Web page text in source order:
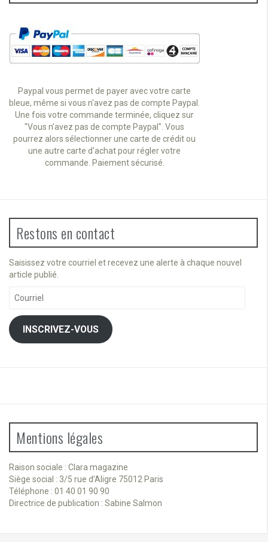
Paypal vous permet de payer avec votre carte
bleue, même si vous n'avez pas de compte Paypal.
Une fois votre commande terminée, cliquez sur
"Vous n'avez pas de compte Paypal". Vous
pourrez alors sélectionner une carte de crédit ou
une autre carte d'achat pour régler votre
commande. Paiement sécurisé.
Restons en contact
Saisissez votre courriel et recevez une alerte à chaque nouvel
article publié.
INSCRIVEZ-VOUS
Mentions légales
Raison sociale : Clara magazine
Siège social : 3/5 rue d’Aligre 75012 Paris
Téléphone : 01 40 01 90 90
Directrice de publication : Sabine Salmon